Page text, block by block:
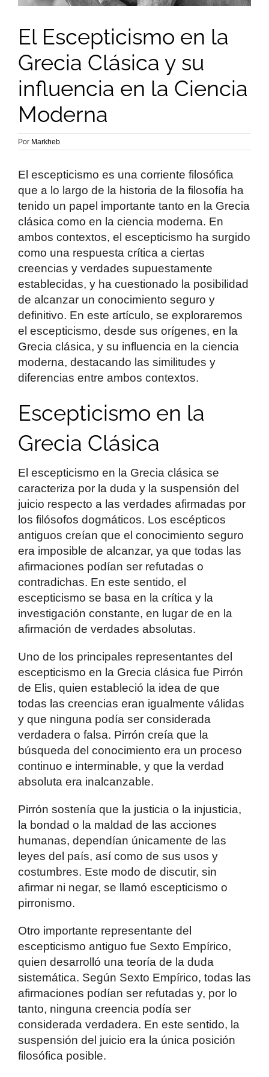
El Escepticismo en la
Grecia Clásica y su
influencia en la Ciencia
Moderna
Por Markheb
El escepticismo es una corriente filosófica
que a lo largo de la historia de la filosofía ha
tenido un papel importante tanto en la Grecia
clásica como en la ciencia moderna. En
ambos contextos, el escepticismo ha surgido
como una respuesta crítica a ciertas
creencias y verdades supuestamente
establecidas, y ha cuestionado la posibilidad
de alcanzar un conocimiento seguro y
definitivo. En este artículo, se exploraremos
el escepticismo, desde sus orígenes, en la
Grecia clásica, y su influencia en la ciencia
moderna, destacando las similitudes y
diferencias entre ambos contextos.
Escepticismo en la
Grecia Clásica
El escepticismo en la Grecia clásica se
caracteriza por la duda y la suspensión del
juicio respecto a las verdades afirmadas por
los filósofos dogmáticos. Los escépticos
antiguos creían que el conocimiento seguro
era imposible de alcanzar, ya que todas las
afirmaciones podían ser refutadas o
contradichas. En este sentido, el
escepticismo se basa en la crítica y la
investigación constante, en lugar de en la
afirmación de verdades absolutas.
Uno de los principales representantes del
escepticismo en la Grecia clásica fue Pirrón
de Elis, quien estableció la idea de que
todas las creencias eran igualmente válidas
y que ninguna podía ser considerada
verdadera o falsa. Pirrón creía que la
búsqueda del conocimiento era un proceso
continuo e interminable, y que la verdad
absoluta era inalcanzable.
Pirrón sostenía que la justicia o la injusticia,
la bondad o la maldad de las acciones
humanas, dependían únicamente de las
leyes del país, así como de sus usos y
costumbres. Este modo de discutir, sin
afirmar ni negar, se llamó escepticismo o
pirronismo.
Otro importante representante del
escepticismo antiguo fue Sexto Empírico,
quien desarrolló una teoría de la duda
sistemática. Según Sexto Empírico, todas las
afirmaciones podían ser refutadas y, por lo
tanto, ninguna creencia podía ser
considerada verdadera. En este sentido, la
suspensión del juicio era la única posición
filosófica posible.